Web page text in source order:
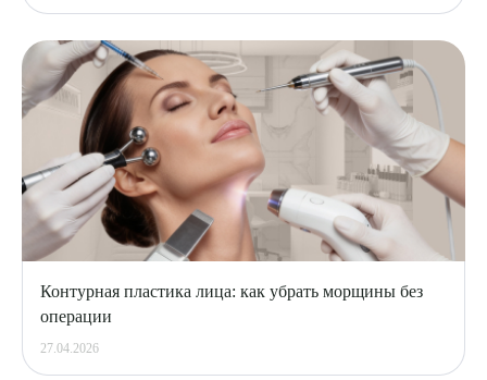
Контурная пластика лица: как убрать морщины без
операции
27.04.2026